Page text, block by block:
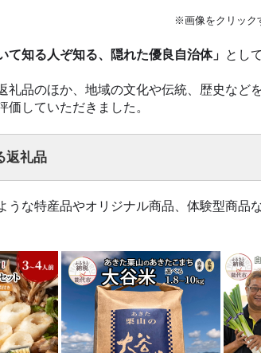
※画像をクリック
て知る人ぞ知る、隠れた優良自治体」 として
礼品のほか、地域の文化や伝統、歴史など
していただきました。
返礼品
うな特産品やオリジナル商品、体験型商品